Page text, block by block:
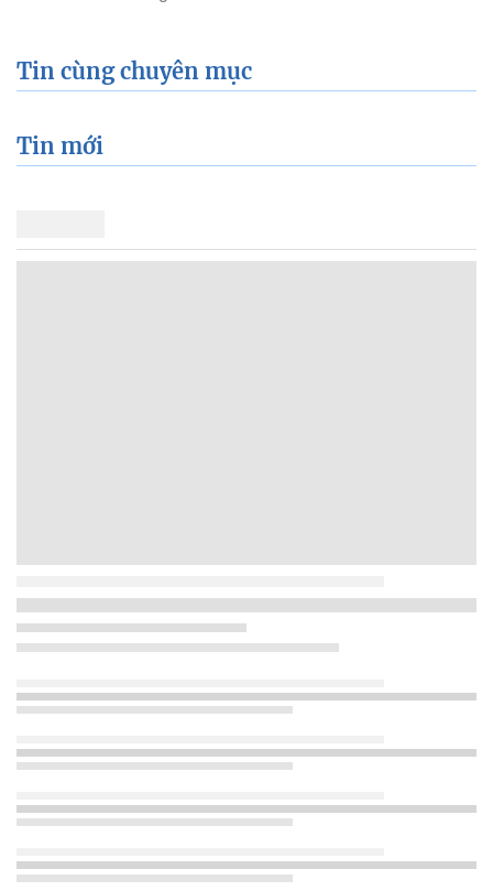
Tin cùng chuyên mục
Tin mới